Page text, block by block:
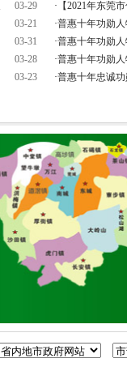
03-29
03-21
03-31
03-28
03-23
· 【2021年东莞
·普惠十年功勋
·普惠十年功勋
·普惠十年功勋
·普惠十年忠诚